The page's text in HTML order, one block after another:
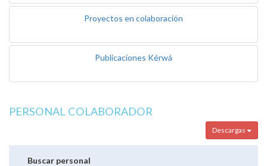
Proyectos en colaboración
Publicaciones Kérwá
PERSONAL COLABORADOR
Descargas
Buscar personal